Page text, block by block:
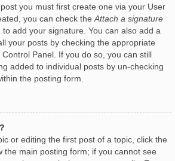
you must first create one via your User
you can check the Attach a signature
add your signature. You can also add a
your posts by checking the appropriate
Panel. If you do so, you can still
added to individual posts by un-checking
the posting form.
or editing the first post of a topic, click the
the main posting form; if you cannot see